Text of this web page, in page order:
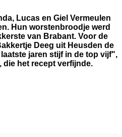
Lucas en Giel Vermeulen
Hun worstenbroodje werd
van Brabant. Voor de
Deeg uit Heusden de
jaren stijf in de top vijf",
die het recept verfijnde.